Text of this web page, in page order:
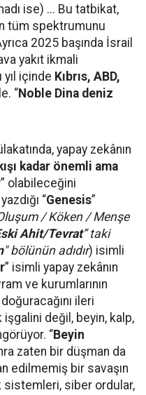
ise) ... Bu tatbikat,
tüm spektrumunu
2025 başında İsrail
yakıt ikmali
yıl içinde Kıbrıs, ABD,
“Noble Dina deniz
yapay zekânın
kadar önemli ama
” olabileceğini
“Genesis”
/ Köken / Menşe
Ahit/Tevrat” taki
" bölünün adıdır) isimli
” isimli yapay zekânın
ve kurumlarının
ileri
değil, beyin, kalp,
“Beyin
zaten bir düşman da
edilmemiş bir savaşın
siber ordular,